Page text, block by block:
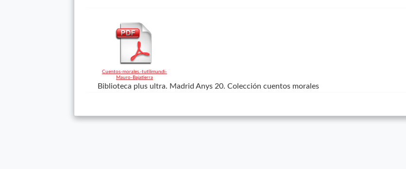
Cuentos-morales.-tutilimundi-
Mauro-Bajatierra
Biblioteca plus ultra. Madrid Anys 20. Colección cuentos morales